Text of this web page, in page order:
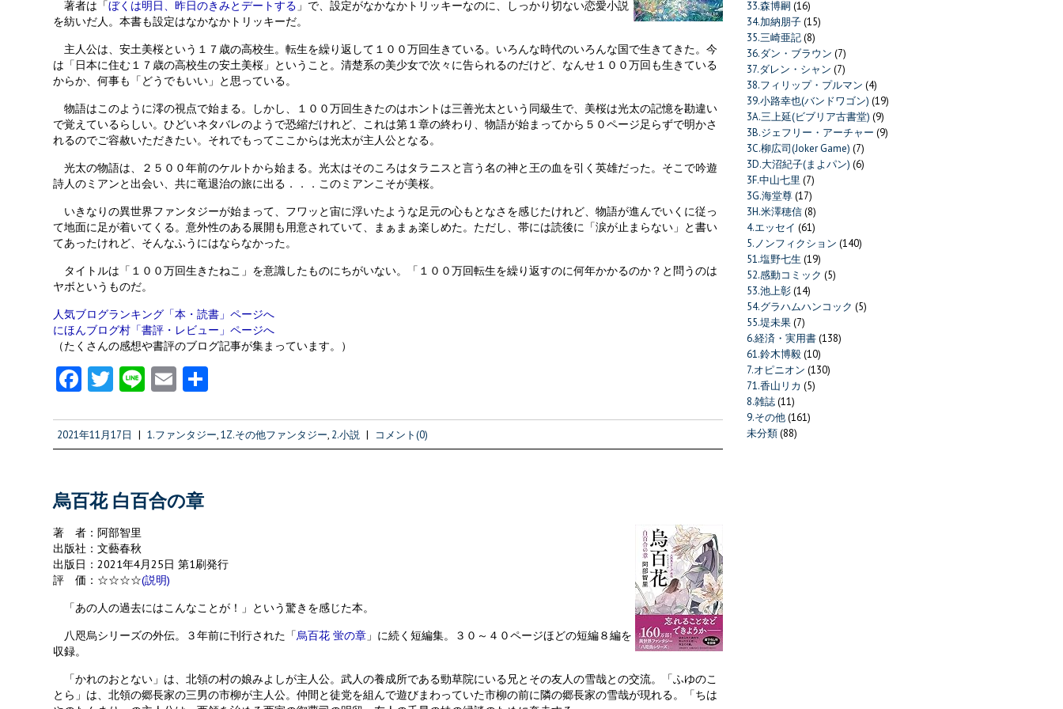
著者は「ぼくは明日、昨日のきみとデートする 」で、設定がなかなかトリッキーなのに、しっかり切ない恋愛小説
を紡いだ人。本書も設定はなかなかトリッキーだ。
主人公は、安土美桜という１７歳の高校生。転生を繰り返して１００万回生きている。いろんな時代のいろんな国で生きてきた。今
は「日本に住む１７歳の高校生の安土美桜」ということ。清楚系の美少女で次々に告られるのだけど、なんせ１００万回も生きている
からか、何事も「どうでもいい」と思っている。
物語はこのように澪の視点で始まる。しかし、１００万回生きたのはホントは三善光太という同級生で、美桜は光太の記憶を勘違い
で覚えているらしい。ひどいネタバレのようで恐縮だけれど、これは第１章の終わり、物語が始まってから５０ページ足らずで明かさ
れるのでご容赦いただきたい。それでもってここからは光太が主人公となる。
光太の物語は、２５００年前のケルトから始まる。光太はそのころはタラニスと言う名の神と王の血を引く英雄だった。そこで吟遊
詩人のミアンと出会い、共に竜退治の旅に出る．．．このミアンこそが美桜。
いきなりの異世界ファンタジーが始まって、フワッと宙に浮いたような足元の心もとなさを感じたけれど、物語が進んでいくに従っ
て地面に足が着いてくる。意外性のある展開も用意されていて、まぁまぁ楽しめた。ただし、帯には読後に「涙が止まらない」と書い
てあったけれど、そんなふうにはならなかった。
タイトルは「１００万回生きたねこ」を意識したものにちがいない。「１００万回転生を繰り返すのに何年かかるのか？と問うのは
ヤボというものだ。
人気ブログランキング「本・読書」ページへ
にほんブログ村「書評・レビュー」ページへ
（たくさんの感想や書評のブログ記事が集まっています。）
Fa
b
o
k
T
itt
er
Li
e
E
ai
l
2021年11月17日 | 1.ファンタジー,1Z.その他ファンタジー, 2.小説 | コメント(0)
烏百花 白百合の章
著 者：阿部智里
出版社：文藝春秋
出版日：2021年4月25日 第1刷発行
評 価：☆☆☆☆(説明)
「あの人の過去にはこんなことが！」という驚きを感じた本。
八咫烏シリーズの外伝。３年前に刊行された「烏百花 蛍の章 」に続く短編集。３０～４０ページほどの短編８編を
収録。
「かれのおとない」は、北領の村の娘みよしが主人公。武人の養成所である勁草院にいる兄とその友人の雪哉との交流。「ふゆのこ
とら」は、北領の郷長家の三男の市柳が主人公。仲間と徒党を組んで遊びまわっていた市柳の前に隣の郷長家の雪哉が現れる。「ちは
33.森博嗣 (16)
34.加納朋子(15)
35.三崎亜記(8)
36.ダン・ブラウン (7)
37.ダレン・シャン (7)
38.フィリップ・プルマン (4)
39.小路幸也(バンドワゴン) (19)
3A.三上延(ビブリア古書堂) (9)
3B.ジェフリー・アーチャー (9)
3C.柳広司(Joker Game) (7)
3D.大沼紀子(まよパン) (6)
3F.中山七里 (7)
3G.海堂尊(17)
3H.米澤穂信(8)
4.エッセイ (61)
5.ノンフィクション (140)
51.塩野七生 (19)
52.感動コミック (5)
53.池上彰(14)
54.グラハムハンコック (5)
55.堤未果(7)
6.経済・実用書(138)
61.鈴木博毅(10)
7.オピニオン (130)
71.香山リカ (5)
8.雑誌(11)
9.その他(161)
未分類(88)